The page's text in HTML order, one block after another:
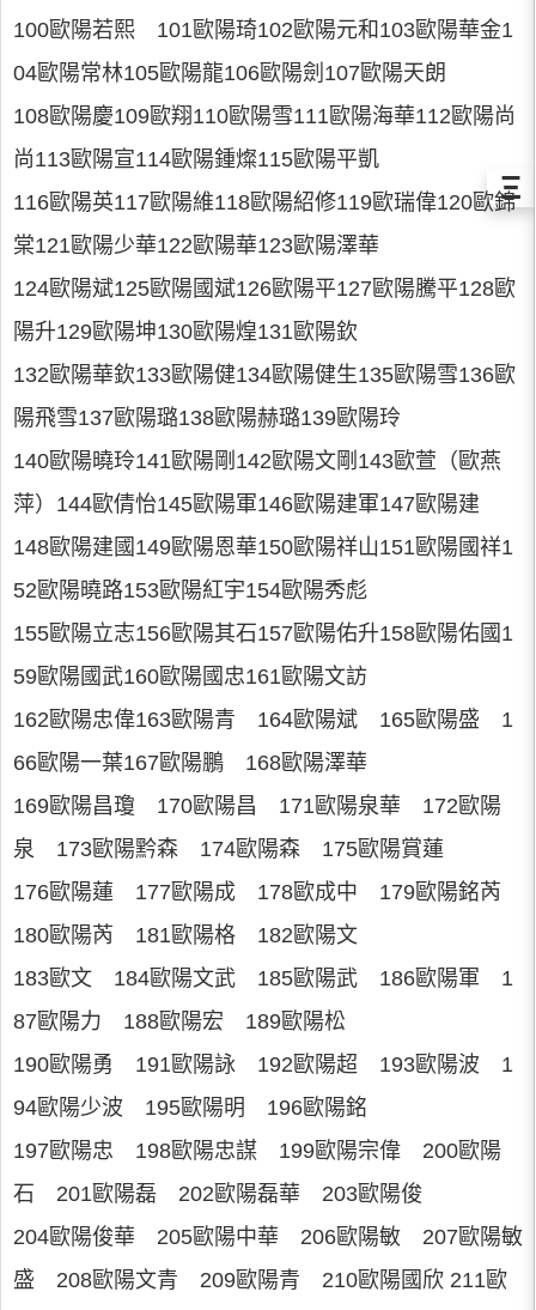
100歐陽若熙 101歐陽琦102歐陽元和103歐陽華金1
04歐陽常林105歐陽龍106歐陽劍107歐陽天朗
108歐陽慶109歐翔110歐陽雪111歐陽海華112歐陽尚
尚113歐陽宣114歐陽鍾燦115歐陽平凱
116歐陽英117歐陽維118歐陽紹修119歐瑞偉120歐錦
棠121歐陽少華122歐陽華123歐陽澤華
124歐陽斌125歐陽國斌126歐陽平127歐陽騰平128歐
陽升129歐陽坤130歐陽煌131歐陽欽
132歐陽華欽133歐陽健134歐陽健生135歐陽雪136歐
陽飛雪137歐陽璐138歐陽赫璐139歐陽玲
140歐陽曉玲141歐陽剛142歐陽文剛143歐萱（歐燕
萍）144歐倩怡145歐陽軍146歐陽建軍147歐陽建
148歐陽建國149歐陽恩華150歐陽祥山151歐陽國祥1
52歐陽曉路153歐陽紅宇154歐陽秀彪
155歐陽立志156歐陽其石157歐陽佑升158歐陽佑國1
59歐陽國武160歐陽國忠161歐陽文訪
162歐陽忠偉163歐陽青 164歐陽斌 165歐陽盛 1
66歐陽一葉167歐陽鵬 168歐陽澤華
169歐陽昌瓊 170歐陽昌 171歐陽泉華 172歐陽
泉 173歐陽黔森 174歐陽森 175歐陽賞蓮
176歐陽蓮 177歐陽成 178歐成中 179歐陽銘芮
180歐陽芮 181歐陽格 182歐陽文
183歐文 184歐陽文武 185歐陽武 186歐陽軍 1
87歐陽力 188歐陽宏 189歐陽松
190歐陽勇 191歐陽詠 192歐陽超 193歐陽波 1
94歐陽少波 195歐陽明 196歐陽銘
197歐陽忠 198歐陽忠謀 199歐陽宗偉 200歐陽
石 201歐陽磊 202歐陽磊華 203歐陽俊
204歐陽俊華 205歐陽中華 206歐陽敏 207歐陽敏
盛 208歐陽文青 209歐陽青 210歐陽國欣 211歐
Ξ